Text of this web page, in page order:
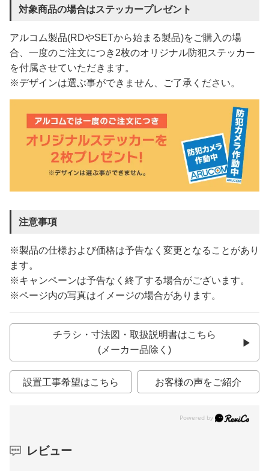
対象商品の場合はステッカープレゼント
アルコム製品(RDやSETから始まる製品)をご購入の場
合、一度のご注文につき2枚のオリジナル防犯ステッカー
を付属させていただきます。
※デザインは選ぶ事ができません、ご了承ください。
注意事項
※製品の仕様および価格は予告なく変更となることがあり
ます。
※キャンペーンは予告なく終了する場合がございます。
※ページ内の写真はイメージの場合があります。
チラシ・寸法図・取扱説明書はこちら
(メーカー品除く)
設置工事希望はこちら お客様の声をご紹介
レビュー